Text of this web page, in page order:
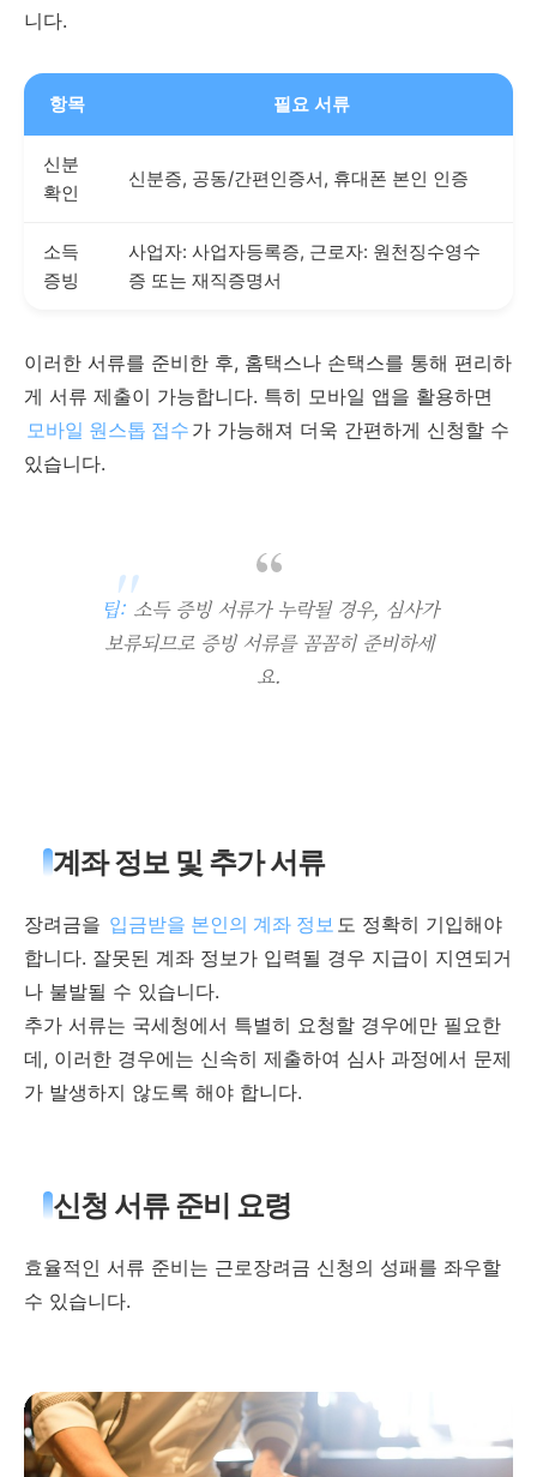
니다.
항목 필요 서류
신분
확인
신분증, 공동/간편인증서, 휴대폰 본인 인증
소득
증빙
사업자: 사업자등록증, 근로자: 원천징수영수
증 또는 재직증명서
이러한 서류를 준비한 후, 홈택스나 손택스를 통해 편리하
게 서류 제출이 가능합니다. 특히 모바일 앱을 활용하면
모바일 원스톱 접수 가 가능해져 더욱 간편하게 신청할 수
있습니다.
팁: 소득 증빙 서류가 누락될 경우, 심사가
보류되므로 증빙 서류를 꼼꼼히 준비하세
요.
계좌 정보 및 추가 서류
장려금을 입금받을 본인의 계좌 정보 도 정확히 기입해야
합니다. 잘못된 계좌 정보가 입력될 경우 지급이 지연되거
나 불발될 수 있습니다.
추가 서류는 국세청에서 특별히 요청할 경우에만 필요한
데, 이러한 경우에는 신속히 제출하여 심사 과정에서 문제
가 발생하지 않도록 해야 합니다.
신청 서류 준비 요령
효율적인 서류 준비는 근로장려금 신청의 성패를 좌우할
수 있습니다.